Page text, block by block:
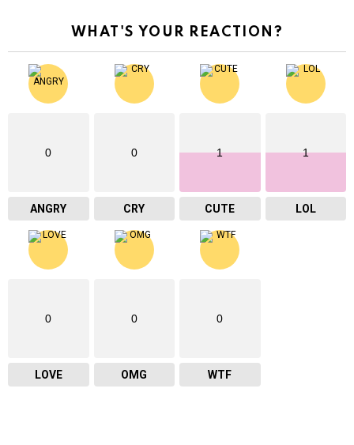
WHAT'S YOUR REACTION?
0
ANGRY
0
CRY
1
CUTE
1
LOL
0
LOVE
0
OMG
0
WTF